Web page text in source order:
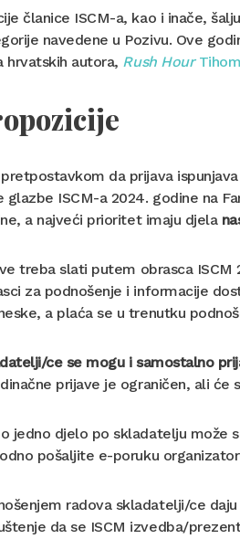
članice ISCM-a, kao i inače,
navedene u Pozivu. Ove
hrvatskih autora, Rush Hour
pretpostavkom da prijava
glazbe ISCM-a 2024. godine na
a najveći prioritet imaju djela
treba slati putem obrasca ISCM
za podnošenje i informacije
a plaća se u trenutku
ce se mogu i samostalno
prijave je ograničen, ali
jedno djelo po skladatelju može
pošaljite e-poruku
radova skladatelji/ce
da se ISCM izvedba/